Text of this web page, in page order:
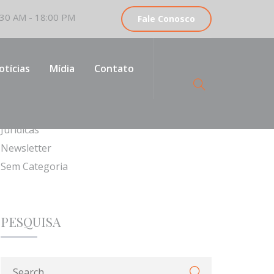
AM - 18:00 PM Fale Conosco
Mídia Contato
CATEGORIAS
Jurídicas
Newsletter
Sem Categoria
PESQUISA